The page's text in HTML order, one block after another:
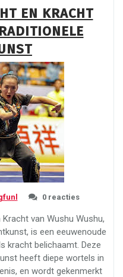
en
Kung
Fu:
Traditionele
vs.
Moderne
Vechtkunst”
EN KRACHT
0 reacties
van Wushu Wushu,
is een eeuwenoude
kracht belichaamt. Deze
heeft diepe wortels in
en wordt gekenmerkt